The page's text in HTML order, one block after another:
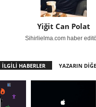
Yiğit Can Polat
Sihirlielma.com haber
İLGİLİ HABERLER YAZARIN